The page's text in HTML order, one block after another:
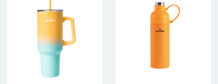
Hộp xi lót lụa
Hộp xi ấm chén